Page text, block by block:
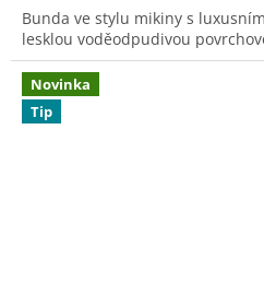
Bunda ve stylu mikiny s
lesklou voděodpudivou
Novinka
Tip